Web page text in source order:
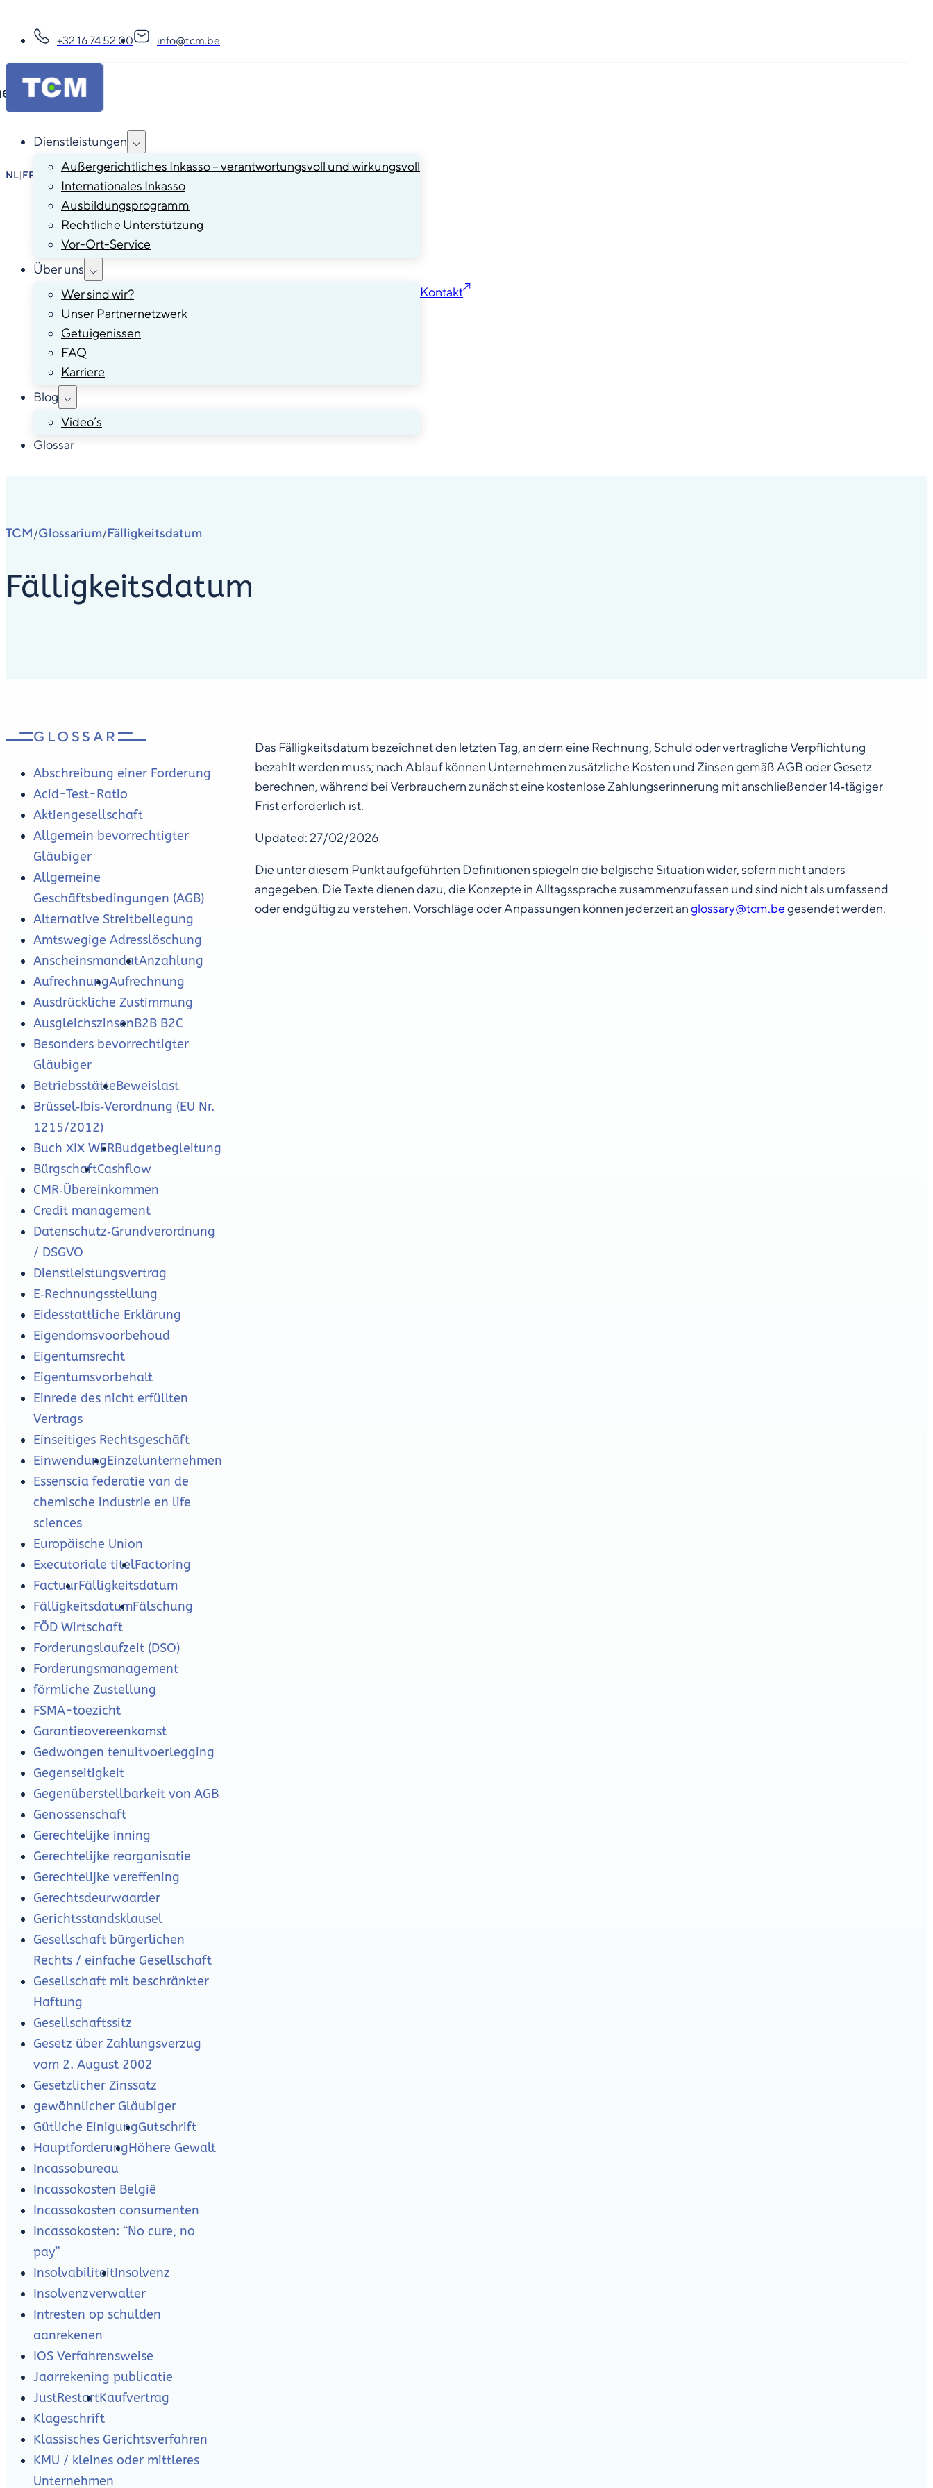
+32 16 74 52 00 info@tcm.be
NL|FR DE
Dienstleistungen
Außergerichtliches Inkasso – verantwortungsvoll und wirkungsvoll
Internationales Inkasso
Ausbildungsprogramm
Rechtliche Unterstützung
Vor-Ort-Service
Über uns
Wer sind wir?
Unser Partnernetzwerk
Getuigenissen
FAQ
Karriere
Blog
Video’s
Glossar
Kontakt
TCM /Glossarium/Fälligkeitsdatum
Fälligkeitsdatum
GLOSSAR
Abschreibung einer Forderung
Acid-Test-Ratio
Aktiengesellschaft
Allgemein bevorrechtigter
Gläubiger
Allgemeine
Geschäftsbedingungen (AGB)
Alternative Streitbeilegung
Amtswegige Adresslöschung
AnscheinsmandatAnzahlung
AufrechnungAufrechnung
Ausdrückliche Zustimmung
AusgleichszinsenB2B B2C
Besonders bevorrechtigter
Gläubiger
BetriebsstätteBeweislast
Brüssel‑Ibis‑Verordnung (EU Nr.
1215/2012)
Buch XIX WERBudgetbegleitung
BürgschaftCashflow
CMR‑Übereinkommen
Credit management
Datenschutz‑Grundverordnung
/ DSGVO
Dienstleistungsvertrag
E‑Rechnungsstellung
Eidesstattliche Erklärung
Eigendomsvoorbehoud
Eigentumsrecht
Eigentumsvorbehalt
Einrede des nicht erfüllten
Vertrags
Einseitiges Rechtsgeschäft
EinwendungEinzelunternehmen
Essenscia federatie van de
chemische industrie en life
sciences
Europäische Union
Executoriale titelFactoring
FactuurFälligkeitsdatum
FälligkeitsdatumFälschung
FÖD Wirtschaft
Forderungslaufzeit (DSO)
Forderungsmanagement
förmliche Zustellung
FSMA-toezicht
Garantieovereenkomst
Gedwongen tenuitvoerlegging
Gegenseitigkeit
Gegenüberstellbarkeit von AGB
Genossenschaft
Gerechtelijke inning
Gerechtelijke reorganisatie
Gerechtelijke vereffening
Gerechtsdeurwaarder
Gerichtsstandsklausel
Gesellschaft bürgerlichen
Rechts / einfache Gesellschaft
Gesellschaft mit beschränkter
Haftung
Gesellschaftssitz
Gesetz über Zahlungsverzug
vom 2. August 2002
Gesetzlicher Zinssatz
gewöhnlicher Gläubiger
Gütliche EinigungGutschrift
HauptforderungHöhere Gewalt
Incassobureau
Incassokosten België
Incassokosten consumenten
Incassokosten: “No cure, no
pay”
InsolvabiliteitInsolvenz
Insolvenzverwalter
Intresten op schulden
aanrekenen
IOS Verfahrensweise
Jaarrekening publicatie
JustRestartKaufvertrag
Klageschrift
Klassisches Gerichtsverfahren
KMU / kleines oder mittleres
Unternehmen
Das Fälligkeitsdatum bezeichnet den letzten Tag, an dem eine Rechnung, Schuld oder vertragliche Verpflichtung
bezahlt werden muss; nach Ablauf können Unternehmen zusätzliche Kosten und Zinsen gemäß AGB oder Gesetz
berechnen, während bei Verbrauchern zunächst eine kostenlose Zahlungserinnerung mit anschließender 14‑tägiger
Frist erforderlich ist.
Updated: 27/02/2026
Die unter diesem Punkt aufgeführten Definitionen spiegeln die belgische Situation wider, sofern nicht anders
angegeben. Die Texte dienen dazu, die Konzepte in Alltagssprache zusammenzufassen und sind nicht als umfassend
oder endgültig zu verstehen. Vorschläge oder Anpassungen können jederzeit anglossary@tcm.begesendet werden.